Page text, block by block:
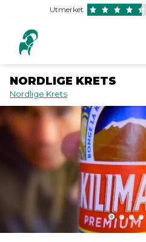
Utmerket
NORDLIGE KRETS
Nordlige Krets